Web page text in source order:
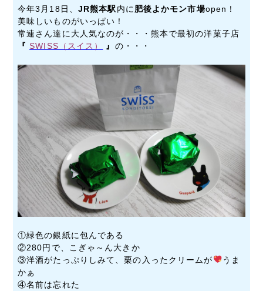
今年3月18日、 JR熊本駅内に 肥後よかモン市場open！
美味しいものがいっぱい！
常連さん達に大人気なのが・・・熊本で最初の洋菓子店
『 SWISS（スイス） 』 の・・・
①緑色の銀紙に包んである
②280円で、こぎゃ～ん大きか
③洋酒がたっぷりしみて、栗の入ったクリームが
うま
かぁ
④名前は忘れた